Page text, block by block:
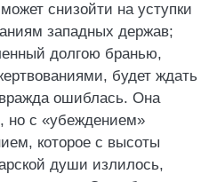
снизойти на уступки
западных держав;
долгою бранью,
будет ждать
ошиблась. Она
но с «убеждением»
которое с высоты
души излилось,